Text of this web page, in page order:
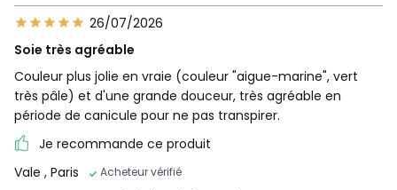
26/07/2026
Soie très agréable
Couleur plus jolie en vraie (couleur "aigue-marine", vert
très pâle) et d'une grande douceur, très agréable en
période de canicule pour ne pas transpirer.
Je recommande ce produit
Vale , Paris Acheteur vérifié